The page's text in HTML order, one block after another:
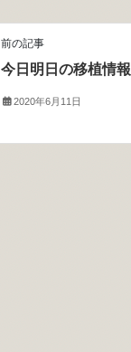
前の記事
今日明日の移植情報
2020年6月11日